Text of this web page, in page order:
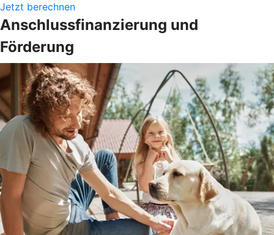
Jetzt berechnen
Anschlussfinanzierung und
Förderung